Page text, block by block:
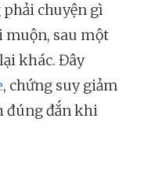
chuyện gì
muộn, sau một
khác. Đây
, chứng suy giảm
đúng đắn khi